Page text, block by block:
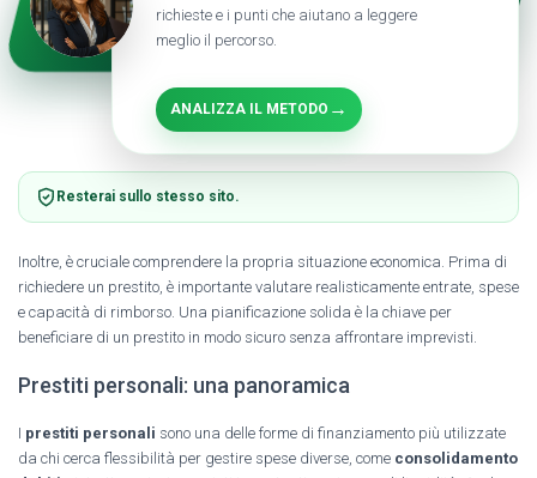
richieste e i punti che aiutano a leggere
meglio il percorso.
ANALIZZA IL METODO →
Resterai sullo stesso sito.
Inoltre, è cruciale comprendere la propria situazione economica. Prima di
richiedere un prestito, è importante valutare realisticamente entrate, spese
e capacità di rimborso. Una pianificazione solida è la chiave per
beneficiare di un prestito in modo sicuro senza affrontare imprevisti.
Prestiti personali: una panoramica
I prestiti personali sono una delle forme di finanziamento più utilizzate
da chi cerca flessibilità per gestire spese diverse, come consolidamento